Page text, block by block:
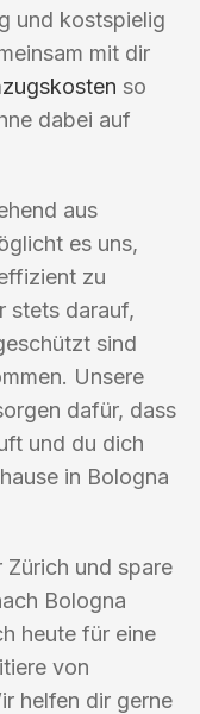
und kostspielig
mit dir
so
dabei auf
aus
es uns,
zu
stets darauf,
sind
Unsere
dafür, dass
und du dich
in Bologna
und spare
Bologna
heute für eine
von
helfen dir gerne